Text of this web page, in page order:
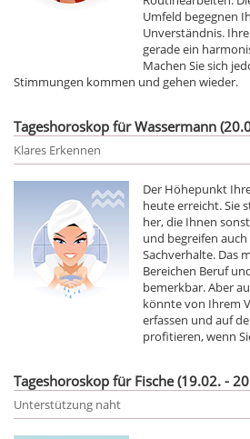
Umfeld begegnen
Unverständnis.
gerade ein
Machen Sie sich
Stimmungen kommen und gehen wieder.
Tageshoroskop für Wassermann
Klares Erkennen
Der Höhepunkt
heute erreicht. Sie
her, die Ihnen
und begreifen
Sachverhalte. Das
Bereichen Beruf
bemerkbar. Aber
könnte von Ihrem
erfassen und auf
profitieren, wenn
Tageshoroskop für Fische (19.02. -
Unterstützung naht